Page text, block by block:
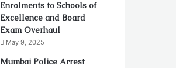
Enrolments to Schools of
Excellence and Board
Exam Overhaul
May 9, 2025
Mumbai Police Arrest